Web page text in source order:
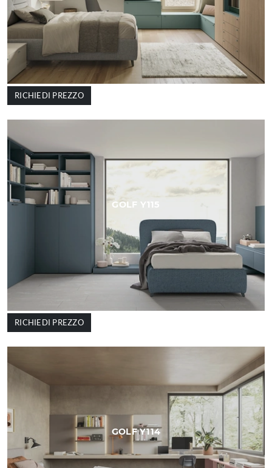
RICHIEDI PREZZO
GOLF Y115
RICHIEDI PREZZO
GOLF Y114